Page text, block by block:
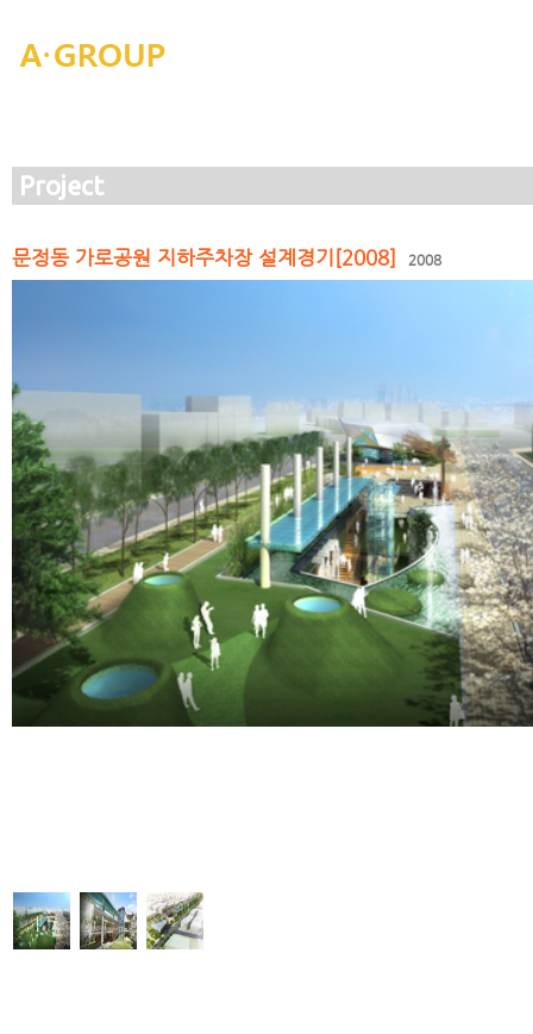
Project
문정동 가로공원 지하주차장 설계경기[2008] 2008